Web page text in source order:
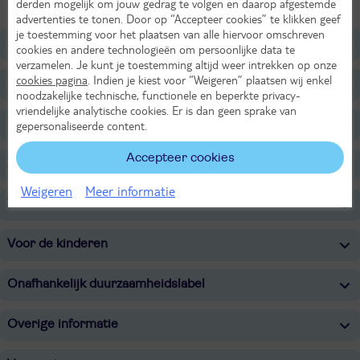
even bij te komen: hier zit je goed.
Ligging
Faciliteiten
Restaurants/Bars
Zwembaden
Wellness
Voor de kinderen
Onafhankelijk duurzaamheidslabel
Overige informatie
derden mogelijk om jouw gedrag te volgen en daarop afgestemde
advertenties te tonen. Door op “Accepteer cookies” te klikken geef
je toestemming voor het plaatsen van alle hiervoor omschreven
cookies en andere technologieën om persoonlijke data te
verzamelen. Je kunt je toestemming altijd weer intrekken op onze
cookies pagina . Indien je kiest voor “Weigeren” plaatsen wij enkel
noodzakelijke technische, functionele en beperkte privacy-
vriendelijke analytische cookies. Er is dan geen sprake van
gepersonaliseerde content.
Accepteer cookies
Weigeren Meer informatie